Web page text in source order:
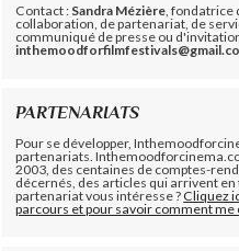
Contact : Sandra Mézière ,
collaboration, de partenariat, de
communiqué de presse ou
PARTENARIATS
Pour se développer,
partenariats.
2003, des centaines de comptes-
décernés, des articles qui arrivent
partenariat vous intéresse ?Cliquez
parcours et pour savoir comment me